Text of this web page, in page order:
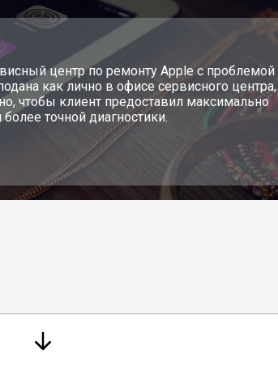
центр по ремонту Apple с проблемой
как лично в офисе сервисного центра,
чтобы клиент предоставил максимально
точной диагностики.